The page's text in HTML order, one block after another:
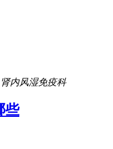
肾内风湿免疫科
些